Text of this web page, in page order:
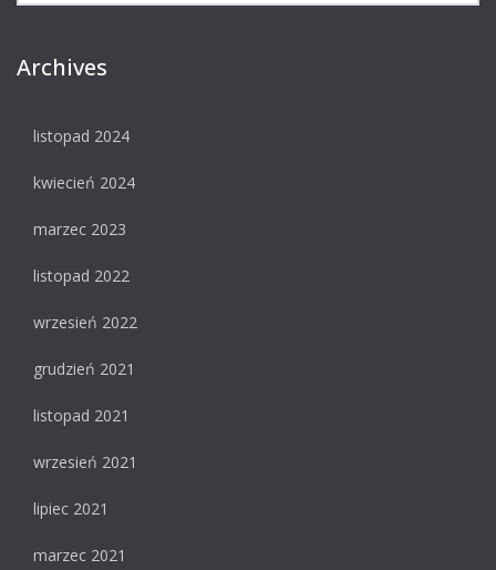
Archives
listopad 2024
kwiecień 2024
marzec 2023
listopad 2022
wrzesień 2022
grudzień 2021
listopad 2021
wrzesień 2021
lipiec 2021
marzec 2021